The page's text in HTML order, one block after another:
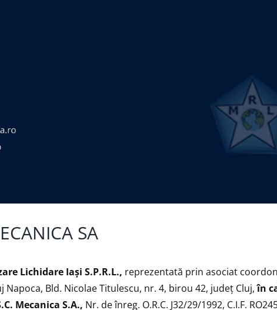
SA
Lichidare Iaşi S.P.R.L., reprezentată prin asociat
Napoca, Bld. Nicolae Titulescu, nr. 4, birou 42, județ Cluj,în
Mecanica S.A., Nr. de înreg. O.R.C. J32/29/1992, C.I.F.